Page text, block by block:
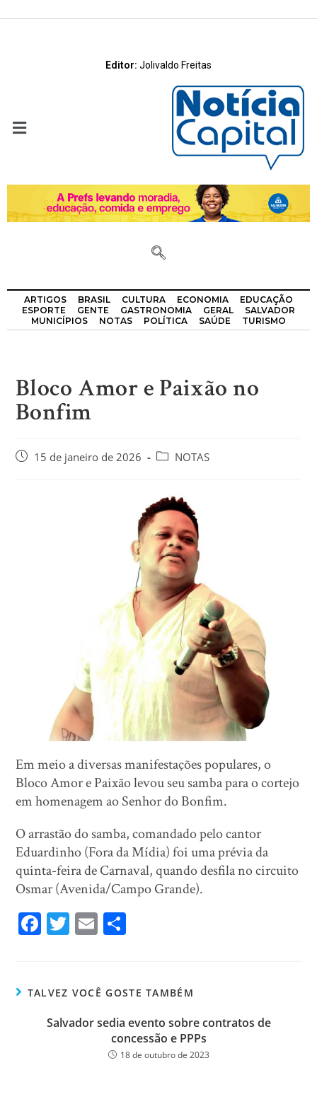
Editor: Jolivaldo Freitas
ARTIGOS BRASIL CULTURA ECONOMIA
EDUCAÇÃO
ESPORTE
GENTE GASTRONOMIA GERAL
SALVADOR
MUNICÍPIOS
NOTAS POLÍTICA SAÚDE TURISMO
Bloco Amor e Paixão no
Bonfim
15 de janeiro de 2026 NOTAS
Em meio a diversas manifestações populares, o
Bloco Amor e Paixão levou seu samba para o cortejo
em homenagem ao Senhor do Bonfim.
O arrastão do samba, comandado pelo cantor
Eduardinho (Fora da Mídia) foi uma prévia da
quinta-feira de Carnaval, quando desfila no circuito
Osmar (Avenida/Campo Grande).
Fa
ok
T
er
E
TALVEZ VOCÊ GOSTE TAMBÉM
Salvador sedia evento sobre contratos de
concessão e PPPs
18 de outubro de 2023